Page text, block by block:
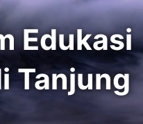
Edukasi
Tanjung